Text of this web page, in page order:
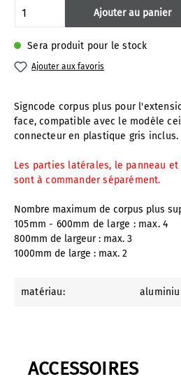
Sera produit pour le stock
Quantité de produit :
Ajouter au panier
Ajouter aux favoris
Signcode corpus plus pour
face, compatible avec le modèle
connecteur en plastique gris inclus.
Les parties latérales, le panneau et
sont à commander séparément.
Nombre maximum de corpus plus
105mm - 600mm de large : max. 4
800mm de largeur : max. 3
1000mm de large : max. 2
matériau:
ACCESSOIRES